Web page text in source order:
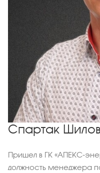
Спартак Шилов
Пришел в ГК «АПЕКС-
должность менеджера